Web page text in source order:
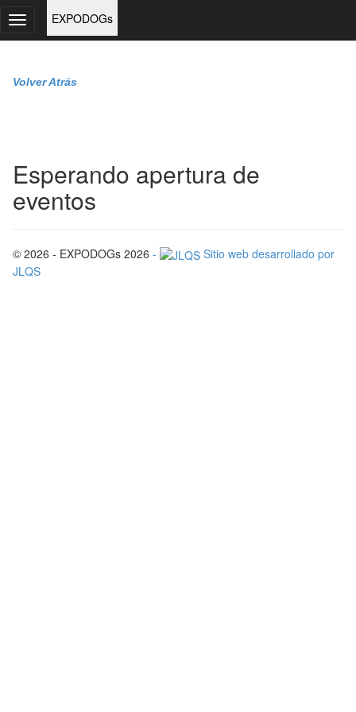
Volver Atrás
Esperando apertura de
eventos
© 2026 - EXPODOGs 2026 -
Sitio web desarrollado por
JLQS